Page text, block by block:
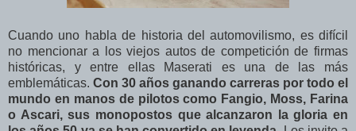
Cuando uno habla de historia del automovilismo, es difícil
no mencionar a los viejos autos de competición de firmas
históricas, y entre ellas Maserati es una de las más
emblemáticas. Con 30 años ganando carreras por todo el
mundo en manos de pilotos como Fangio, Moss, Farina
o Ascari, sus monopostos que alcanzaron la gloria en